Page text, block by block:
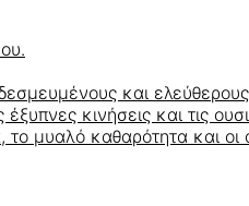
και
κινήσεις και τις
μυαλό καθαρότητα και οι